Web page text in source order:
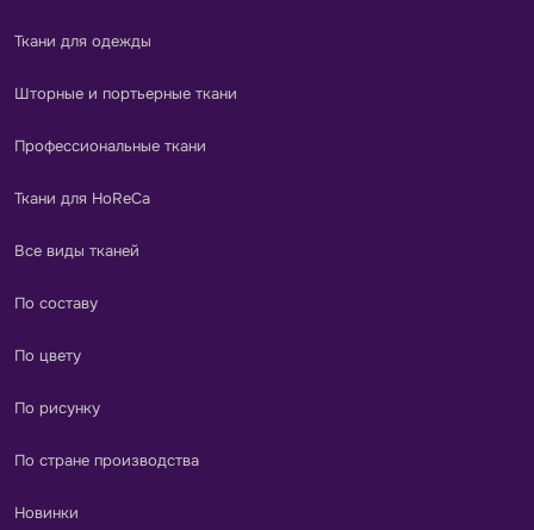
Ткани для одежды
Шторные и портьерные ткани
Профессиональные ткани
Ткани для HoReCa
Все виды тканей
По составу
По цвету
По рисунку
По стране производства
Новинки